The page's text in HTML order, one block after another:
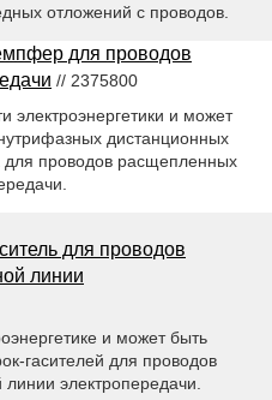
отложений с проводов.
для проводов
// 2375800
электроэнергетики и может
дистанционных
проводов расщепленных
для проводов
линии
и может быть
гасителей для проводов
электропередачи.